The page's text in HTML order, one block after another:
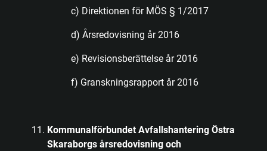
c) Direktionen för MÖS § 1/2017
d) Årsredovisning år 2016
e) Revisionsberättelse år 2016
f) Granskningsrapport år 2016
Kommunalförbundet Avfallshantering Östra
Skaraborgs årsredovisning och